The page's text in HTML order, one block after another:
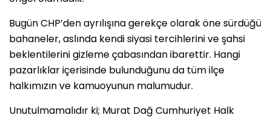
Bugün CHP’den ayrılışına gerekçe olarak öne sürdüğü
bahaneler, aslında kendi siyasi tercihlerini ve şahsi
beklentilerini gizleme çabasından ibarettir. Hangi
pazarlıklar içerisinde bulunduğunu da tüm ilçe
halkımızın ve kamuoyunun malumudur.
Unutulmamalıdır ki; Murat Dağ Cumhuriyet Halk